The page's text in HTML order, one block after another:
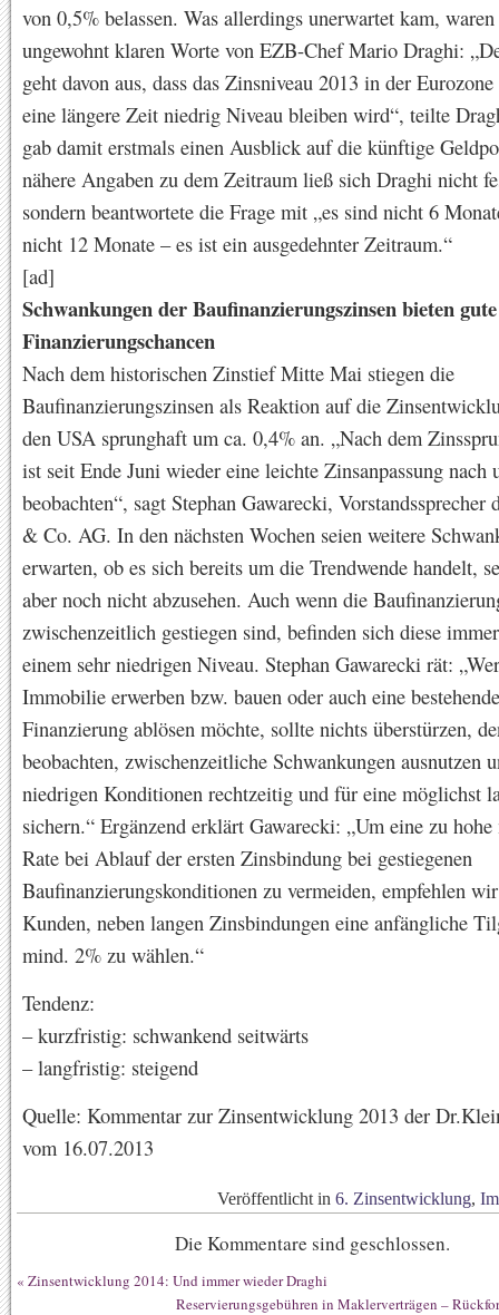
von 0,5% belassen. Was allerdings unerwartet kam,
ungewohnt klaren Worte von EZB-Chef Mario Draghi:
geht davon aus, dass das Zinsniveau 2013 in der
eine längere Zeit niedrig Niveau bleiben wird“, teilte
gab damit erstmals einen Ausblick auf die künftige
nähere Angaben zu dem Zeitraum ließ sich Draghi nicht
sondern beantwortete die Frage mit „es sind nicht 6
nicht 12 Monate – es ist ein ausgedehnter Zeitraum.“
[ad]
Schwankungen der Baufinanzierungszinsen bieten gute
Finanzierungschancen
Nach dem historischen Zinstief Mitte Mai stiegen die
Baufinanzierungszinsen als Reaktion auf die
den USA sprunghaft um ca. 0,4% an. „Nach dem
ist seit Ende Juni wieder eine leichte Zinsanpassung nach
beobachten“, sagt Stephan Gawarecki,
& Co. AG. In den nächsten Wochen seien weitere
erwarten, ob es sich bereits um die Trendwende handelt,
aber noch nicht abzusehen. Auch wenn die
zwischenzeitlich gestiegen sind, befinden sich diese
einem sehr niedrigen Niveau. Stephan Gawarecki rät:
Immobilie erwerben bzw. bauen oder auch eine bestehende
Finanzierung ablösen möchte, sollte nichts überstürzen,
beobachten, zwischenzeitliche Schwankungen ausnutzen
niedrigen Konditionen rechtzeitig und für eine möglichst
sichern.“ Ergänzend erklärt Gawarecki: „Um eine zu
Rate bei Ablauf der ersten Zinsbindung bei gestiegenen
Baufinanzierungskonditionen zu vermeiden, empfehlen
Kunden, neben langen Zinsbindungen eine anfängliche
mind. 2% zu wählen.“
Tendenz:
– kurzfristig: schwankend seitwärts
– langfristig: steigend
Quelle: Kommentar zur Zinsentwicklung 2013 der
vom 16.07.2013
Veröffentlicht in 6. Zinsentwicklung,
Die Kommentare sind geschlossen.
« Zinsentwicklung 2014: Und immer wieder Draghi
Reservierungsgebühren in Maklerverträgen –